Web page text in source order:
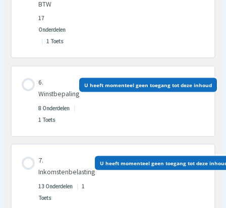
BTW
17
Onderdelen
1 Toets
0% VOLTOOID 0/17 Stappen
Winstbepaling
8 Onderdelen
1 Toets
U heeft momenteel geen toegang tot deze inhoud
0% VOLTOOID
Inkomstenbelasting
13 Onderdelen
1
Toets
U heeft momenteel geen toegang tot deze